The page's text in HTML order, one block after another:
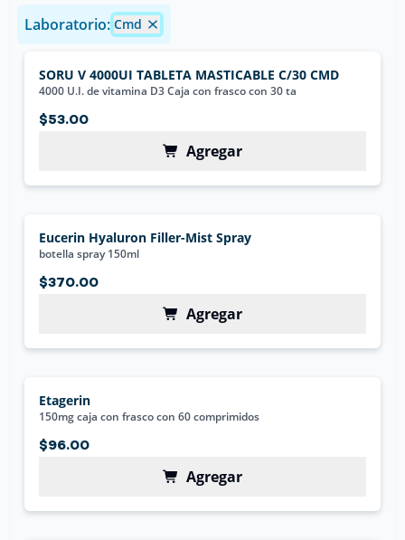
Laboratorio: Cmd
SORU V 4000UI TABLETA MASTICABLE C/30 CMD
4000 U.I. de vitamina D3 Caja con frasco con 30 ta
$53.00
Agregar
Eucerin Hyaluron Filler-Mist Spray
botella spray 150ml
$370.00
Agregar
Etagerin
150mg caja con frasco con 60 comprimidos
$96.00
Agregar